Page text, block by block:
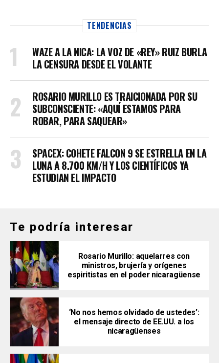
TENDENCIAS
WAZE A LA NICA: LA VOZ DE «REY» RUIZ BURLA
LA CENSURA DESDE EL VOLANTE
ROSARIO MURILLO ES TRAICIONADA POR SU
SUBCONSCIENTE: «AQUÍ ESTAMOS PARA
ROBAR, PARA SAQUEAR»
SPACEX: COHETE FALCON 9 SE ESTRELLA EN LA
LUNA A 8.700 KM/H Y LOS CIENTÍFICOS YA
ESTUDIAN EL IMPACTO
Te podría interesar
Rosario Murillo: aquelarres con
ministros, brujería y orígenes
espiritistas en el poder nicaragüense
‘No nos hemos olvidado de ustedes’:
el mensaje directo de EE.UU. a los
nicaragüenses